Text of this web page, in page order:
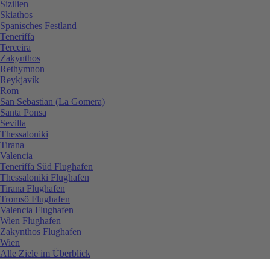
Sizilien
Skiathos
Spanisches Festland
Teneriffa
Terceira
Zakynthos
Rethymnon
Reykjavík
Rom
San Sebastian (La Gomera)
Santa Ponsa
Sevilla
Thessaloniki
Tirana
Valencia
Teneriffa Süd Flughafen
Thessaloniki Flughafen
Tirana Flughafen
Tromsö Flughafen
Valencia Flughafen
Wien Flughafen
Zakynthos Flughafen
Wien
Alle Ziele im Überblick